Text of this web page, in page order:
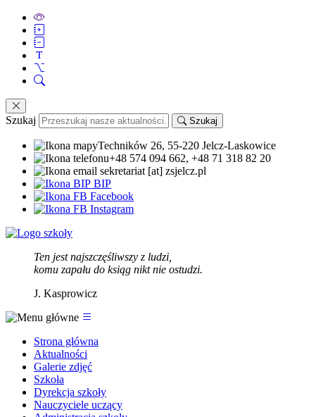
Szukaj Szukaj
Techników 26, 55-220 Jelcz-Laskowice
+48 574 094 662, +48 71 318 82 20
sekretariat [at] zsjelcz.pl
BIP
Facebook
Instagram
Ten jest najszczęśliwszy z ludzi,
komu zapału do ksiąg nikt nie ostudzi.
J. Kasprowicz
Strona główna
Aktualności
Galerie zdjęć
Szkoła
Dyrekcja szkoły
Nauczyciele uczący